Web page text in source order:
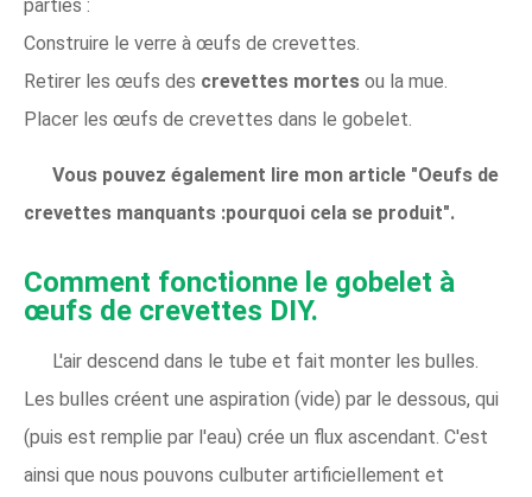
parties :
Construire le verre à œufs de crevettes.
Retirer les œufs des crevettes mortes ou la mue.
Placer les œufs de crevettes dans le gobelet.
Vous pouvez également lire mon article "Oeufs de
crevettes manquants :pourquoi cela se produit".
Comment fonctionne le gobelet à
œufs de crevettes DIY.
L'air descend dans le tube et fait monter les bulles.
Les bulles créent une aspiration (vide) par le dessous, qui
(puis est remplie par l'eau) crée un flux ascendant. C'est
ainsi que nous pouvons culbuter artificiellement et